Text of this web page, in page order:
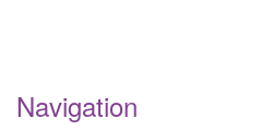
Navigation